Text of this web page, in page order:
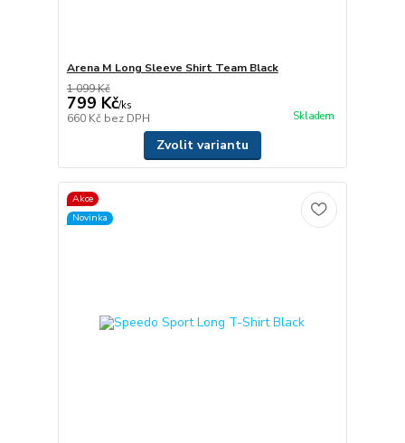
Arena M Long Sleeve Shirt Team Black
1 099 Kč
799 Kč/ks
660 Kč bez DPH Skladem
Zvolit variantu
Akce
Novinka